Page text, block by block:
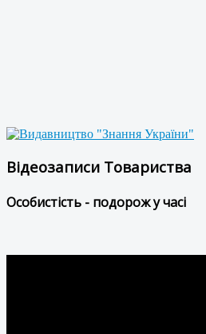
Відеозаписи Товариства
Особистість - подорож у часі